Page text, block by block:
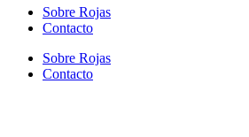
Sobre Rojas
Contacto
Sobre Rojas
Contacto